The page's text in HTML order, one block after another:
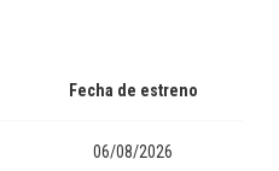
Fecha de estreno
06/08/2026